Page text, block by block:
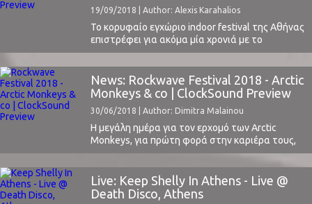
...
19/09/2018 | Author: Alexis Karahalios
Το κορυφαίο εγχώριο indoor festival της Αθήνας
επιστρέφει για ακόμα μία χρονιά με το
χειμερινό του format, στις 8 Δεκεμβρίου στο
Piraeus 117 Academy, ένα χρόνο μετά το
φοβερό 2-μερο του 2017 (Day 1 & Day 2).
Παράλληλα, η διοργάνωση προανήγγειλε τη
μεγάλη επιστροφή του φεστιβάλ για το
καλοκαίρι του ...
News: Rockwave Festival 2018 - Arctic
Monkeys & co | ClockSound Preview
30/06/2018 | Author: Dimitra Malainou
Η μεγάλη ημέρα για τον ερχομό των Arctic
Monkeys, για πρώτη φορά στην καριέρα τους,
στην Ελλάδα καταφθάνει.Παρασκευή 6 Ιουλίου
το μέγαλο ραντεβού των εγχώριων φαν της
σημαντικότερης σύγχρονης alt rock μπάντας
του Νησιού.Με λίγα λόγια και λίγες μουσικές
Live: Keep Shelly In Athens - Live @
Death Disco, Athens